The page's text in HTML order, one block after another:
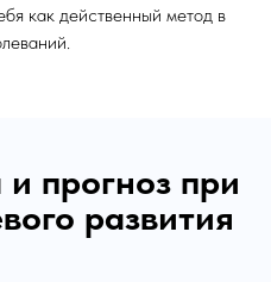
как действенный метод в
прогноз при
развития